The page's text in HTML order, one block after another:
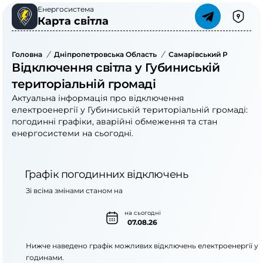
Енергосистема
Карта світла
Головна / Дніпропетровська Область / Самарівський Район
Відключення світла у Губиниській
територіальній громаді
Актуальна інформація про відключення
електроенергії у Губиниській територіальній громаді:
погодинні графіки, аварійні обмеження та стан
енергосистеми на сьогодні.
Графік погодинних відключень
на сьогодні
07.08.26
Зі всіма змінами станом на
Нижче наведено графік можливих відключень електроенергії у
годинами.